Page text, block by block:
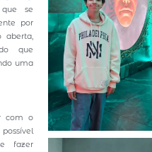
se
por
aberta,
que
uma
com o
fazer